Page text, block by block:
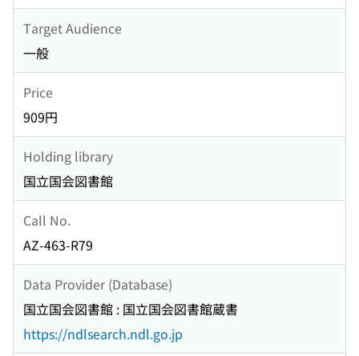
Target Audience
一般
Price
909円
Holding library
国立国会図書館
Call No.
AZ-463-R79
Data Provider (Database)
国立国会図書館 : 国立国会図書館蔵書
https://ndlsearch.ndl.go.jp